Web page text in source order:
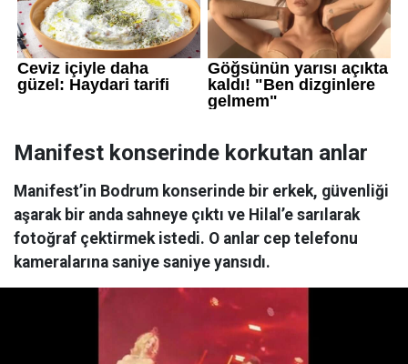
Manifest konserinde korkutan anlar
Manifest’in Bodrum konserinde bir erkek, güvenliği
aşarak bir anda sahneye çıktı ve Hilal’e sarılarak
fotoğraf çektirmek istedi. O anlar cep telefonu
kameralarına saniye saniye yansıdı.